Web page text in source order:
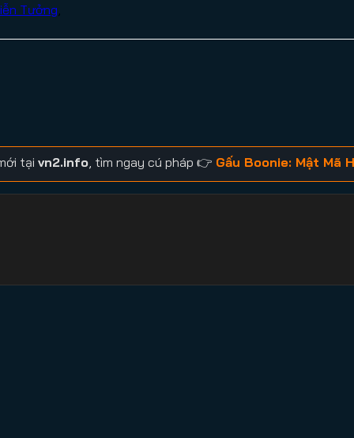
Tưởng
tại vn2.info , tìm ngay cú pháp 👉 Gấu Boonie: Mật Mã